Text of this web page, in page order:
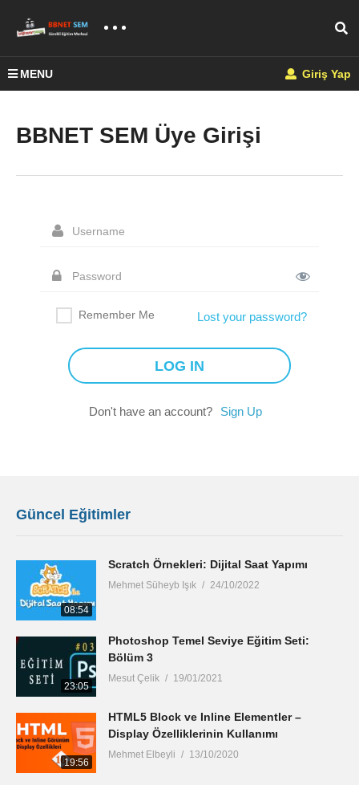
MENU Giriş Yap
BBNET SEM Üye Girişi
Remember Me Lost your password?
Don't have an account? Sign Up
Güncel Eğitimler
08:54
Scratch Örnekleri: Dijital Saat Yapımı
Mehmet Süheyb Işık 24/10/2022
23:05
Photoshop Temel Seviye Eğitim Seti:
Bölüm 3
Mesut Çelik 19/01/2021
19:56
HTML5 Block ve Inline Elementler –
Display Özelliklerinin Kullanımı
Mehmet Elbeyli 13/10/2020